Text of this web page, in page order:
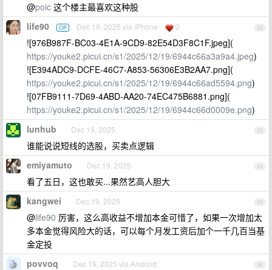
@poic 这个楼主最喜欢这种股
32
life90 OP Dec 19, 2025 via iPhone 2
![976B987F-BC03-4E1A-9CD9-82E54D3F8C1F.jpeg](
https://youke2.picui.cn/s1/2025/12/19/6944c66a3a9a4.jpeg)
![E394ADC9-DCFE-46C7-A853-56306E3B2AA7.png](
https://youke2.picui.cn/s1/2025/12/19/6944c66ad5594.png)
![07FB9111-7D69-4ABD-AA20-74EC475B6881.png](
https://youke2.picui.cn/s1/2025/12/19/6944c66d0009e.png)
33
lunhub Dec 19, 2025
谁能说说短线的选股，买卖点逻辑
34
emiyamuto Dec 19, 2025
看了五日，这也敢买...果然艺高人胆大
35
kangwei Dec 19, 2025
@life90 厉害，这么高收益不增加本金可惜了，如果一次增加太
多本金觉得风险大的话，可以每个月发工资后加个一千几百当基
金定投
36
povvoq Dec 19, 2025 via Android